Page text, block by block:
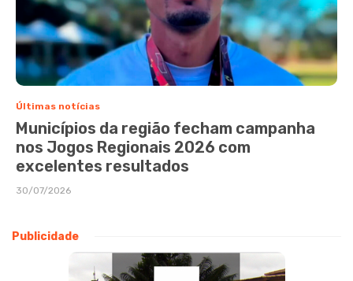
Últimas notícias
Municípios da região fecham campanha
nos Jogos Regionais 2026 com
excelentes resultados
30/07/2026
Publicidade